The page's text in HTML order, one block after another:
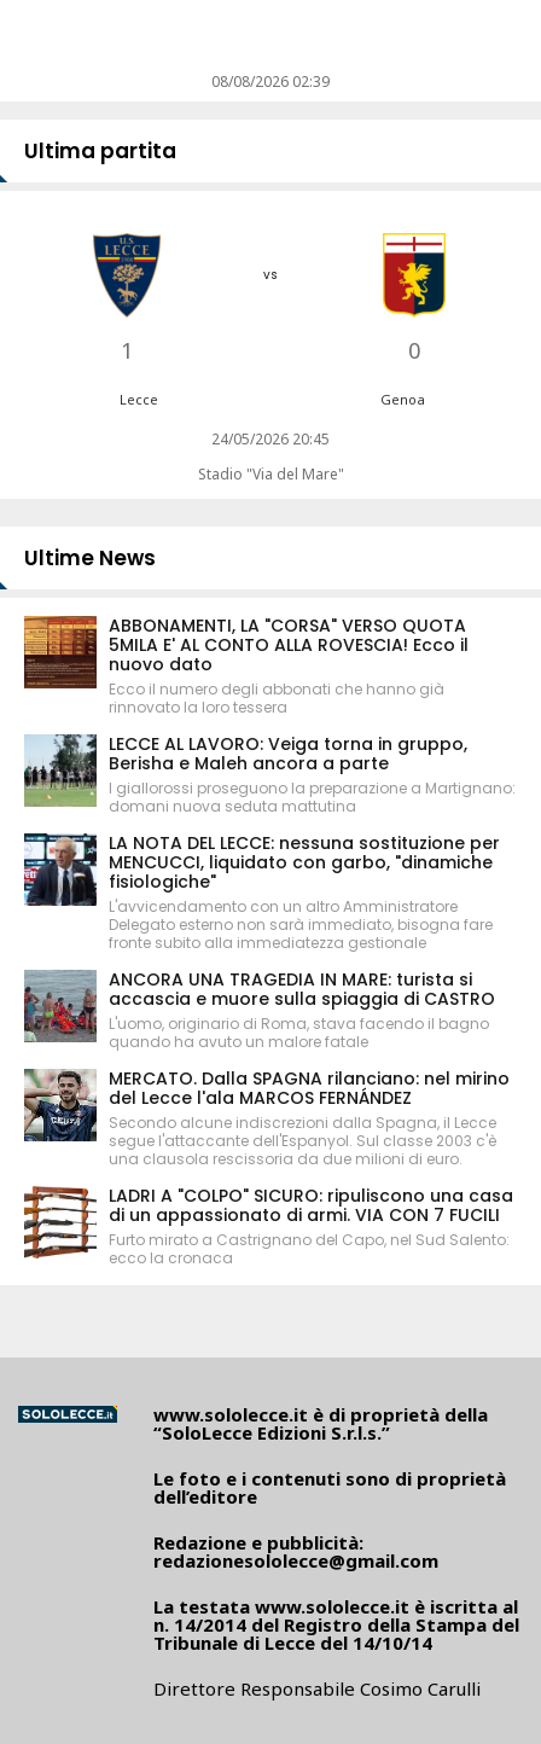
08/08/2026 02:39
Ultima partita
1
vs
0
Lecce Genoa
24/05/2026 20:45
Stadio "Via del Mare"
Ultime News
ABBONAMENTI, LA "CORSA" VERSO QUOTA
5MILA E' AL CONTO ALLA ROVESCIA! Ecco il
nuovo dato
Ecco il numero degli abbonati che hanno già
rinnovato la loro tessera
LECCE AL LAVORO: Veiga torna in gruppo,
Berisha e Maleh ancora a parte
I giallorossi proseguono la preparazione a Martignano:
domani nuova seduta mattutina
LA NOTA DEL LECCE: nessuna sostituzione per
MENCUCCI, liquidato con garbo, "dinamiche
fisiologiche"
L'avvicendamento con un altro Amministratore
Delegato esterno non sarà immediato, bisogna fare
fronte subito alla immediatezza gestionale
ANCORA UNA TRAGEDIA IN MARE: turista si
accascia e muore sulla spiaggia di CASTRO
L'uomo, originario di Roma, stava facendo il bagno
quando ha avuto un malore fatale
MERCATO. Dalla SPAGNA rilanciano: nel mirino
del Lecce l'ala MARCOS FERNÁNDEZ
Secondo alcune indiscrezioni dalla Spagna, il Lecce
segue l'attaccante dell'Espanyol. Sul classe 2003 c'è
una clausola rescissoria da due milioni di euro.
LADRI A "COLPO" SICURO: ripuliscono una casa
di un appassionato di armi. VIA CON 7 FUCILI
Furto mirato a Castrignano del Capo, nel Sud Salento:
ecco la cronaca
www.sololecce.it è di proprietà della
“SoloLecce Edizioni S.r.l.s.”
Le foto e i contenuti sono di proprietà
dell’editore
Redazione e pubblicità:
redazionesololecce@gmail.com
La testata www.sololecce.it è iscritta al
n. 14/2014 del Registro della Stampa del
Tribunale di Lecce del 14/10/14
Direttore Responsabile Cosimo Carulli